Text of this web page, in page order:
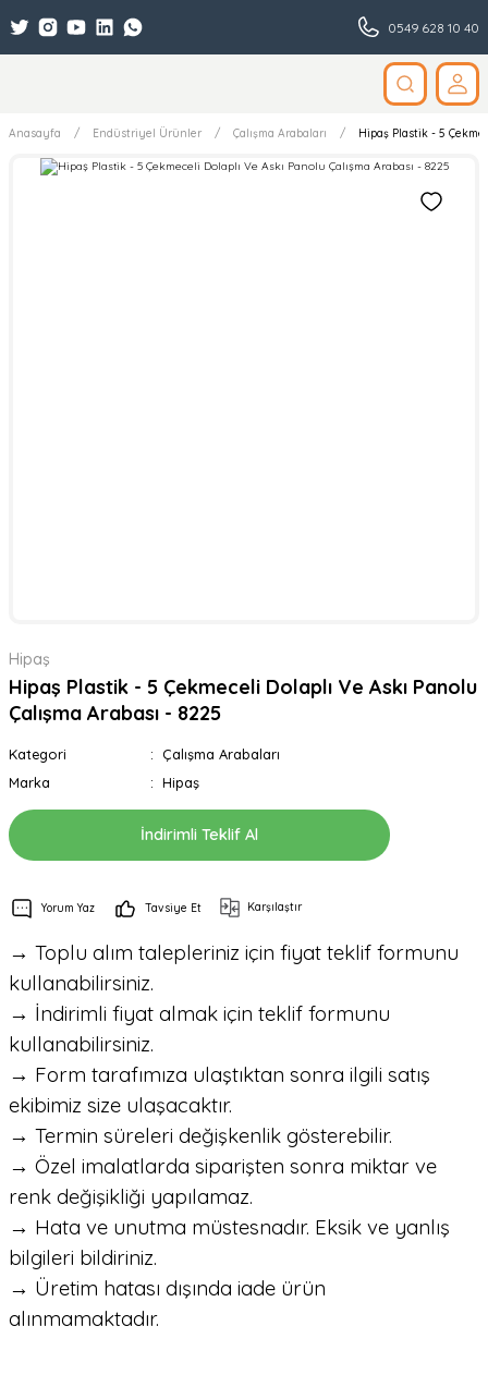
0549 628 10 40
Anasayfa Endüstriyel Ürünler Çalışma Arabaları Hipaş Plastik - 5
Hipaş
Hipaş Plastik - 5 Çekmeceli Dolaplı Ve Askı Panolu
Çalışma Arabası - 8225
Kategori
Çalışma Arabaları
Marka
Hipaş
İndirimli Teklif Al
Yorum Yaz Tavsiye Et Karşılaştır
→ Toplu alım talepleriniz için fiyat teklif formunu
kullanabilirsiniz.
→ İndirimli fiyat almak için teklif formunu
kullanabilirsiniz.
→ Form tarafımıza ulaştıktan sonra ilgili satış
ekibimiz size ulaşacaktır.
→ Termin süreleri değişkenlik gösterebilir.
→ Özel imalatlarda siparişten sonra miktar ve
renk değişikliği yapılamaz.
→ Hata ve unutma müstesnadır. Eksik ve yanlış
bilgileri bildiriniz.
→ Üretim hatası dışında iade ürün
alınmamaktadır.